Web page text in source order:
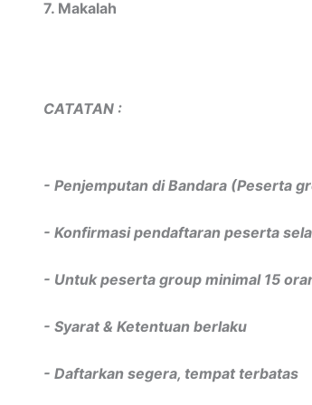
7. Makalah
CATATAN :
- Penjemputan di Bandara (Peserta
- Konfirmasi pendaftaran peserta
- Untuk peserta group minimal 15
- Syarat & Ketentuan berlaku
- Daftarkan segera, tempat terbatas